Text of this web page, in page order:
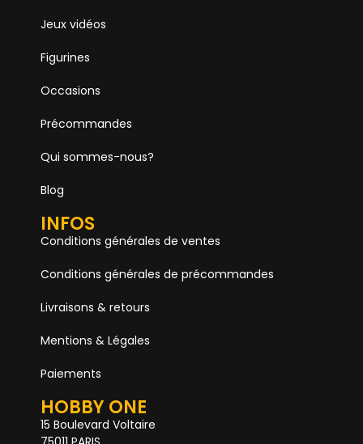
Jeux vidéos
Figurines
Occasions
Précommandes
Qui sommes-nous?
Blog
INFOS
Conditions générales de ventes
Conditions générales de précommandes
Livraisons & retours
Mentions & Légales
Paiements
HOBBY ONE
15 Boulevard Voltaire